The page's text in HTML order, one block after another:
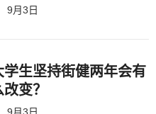
9月3日
学生坚持街健两年会有
变？
9月3日